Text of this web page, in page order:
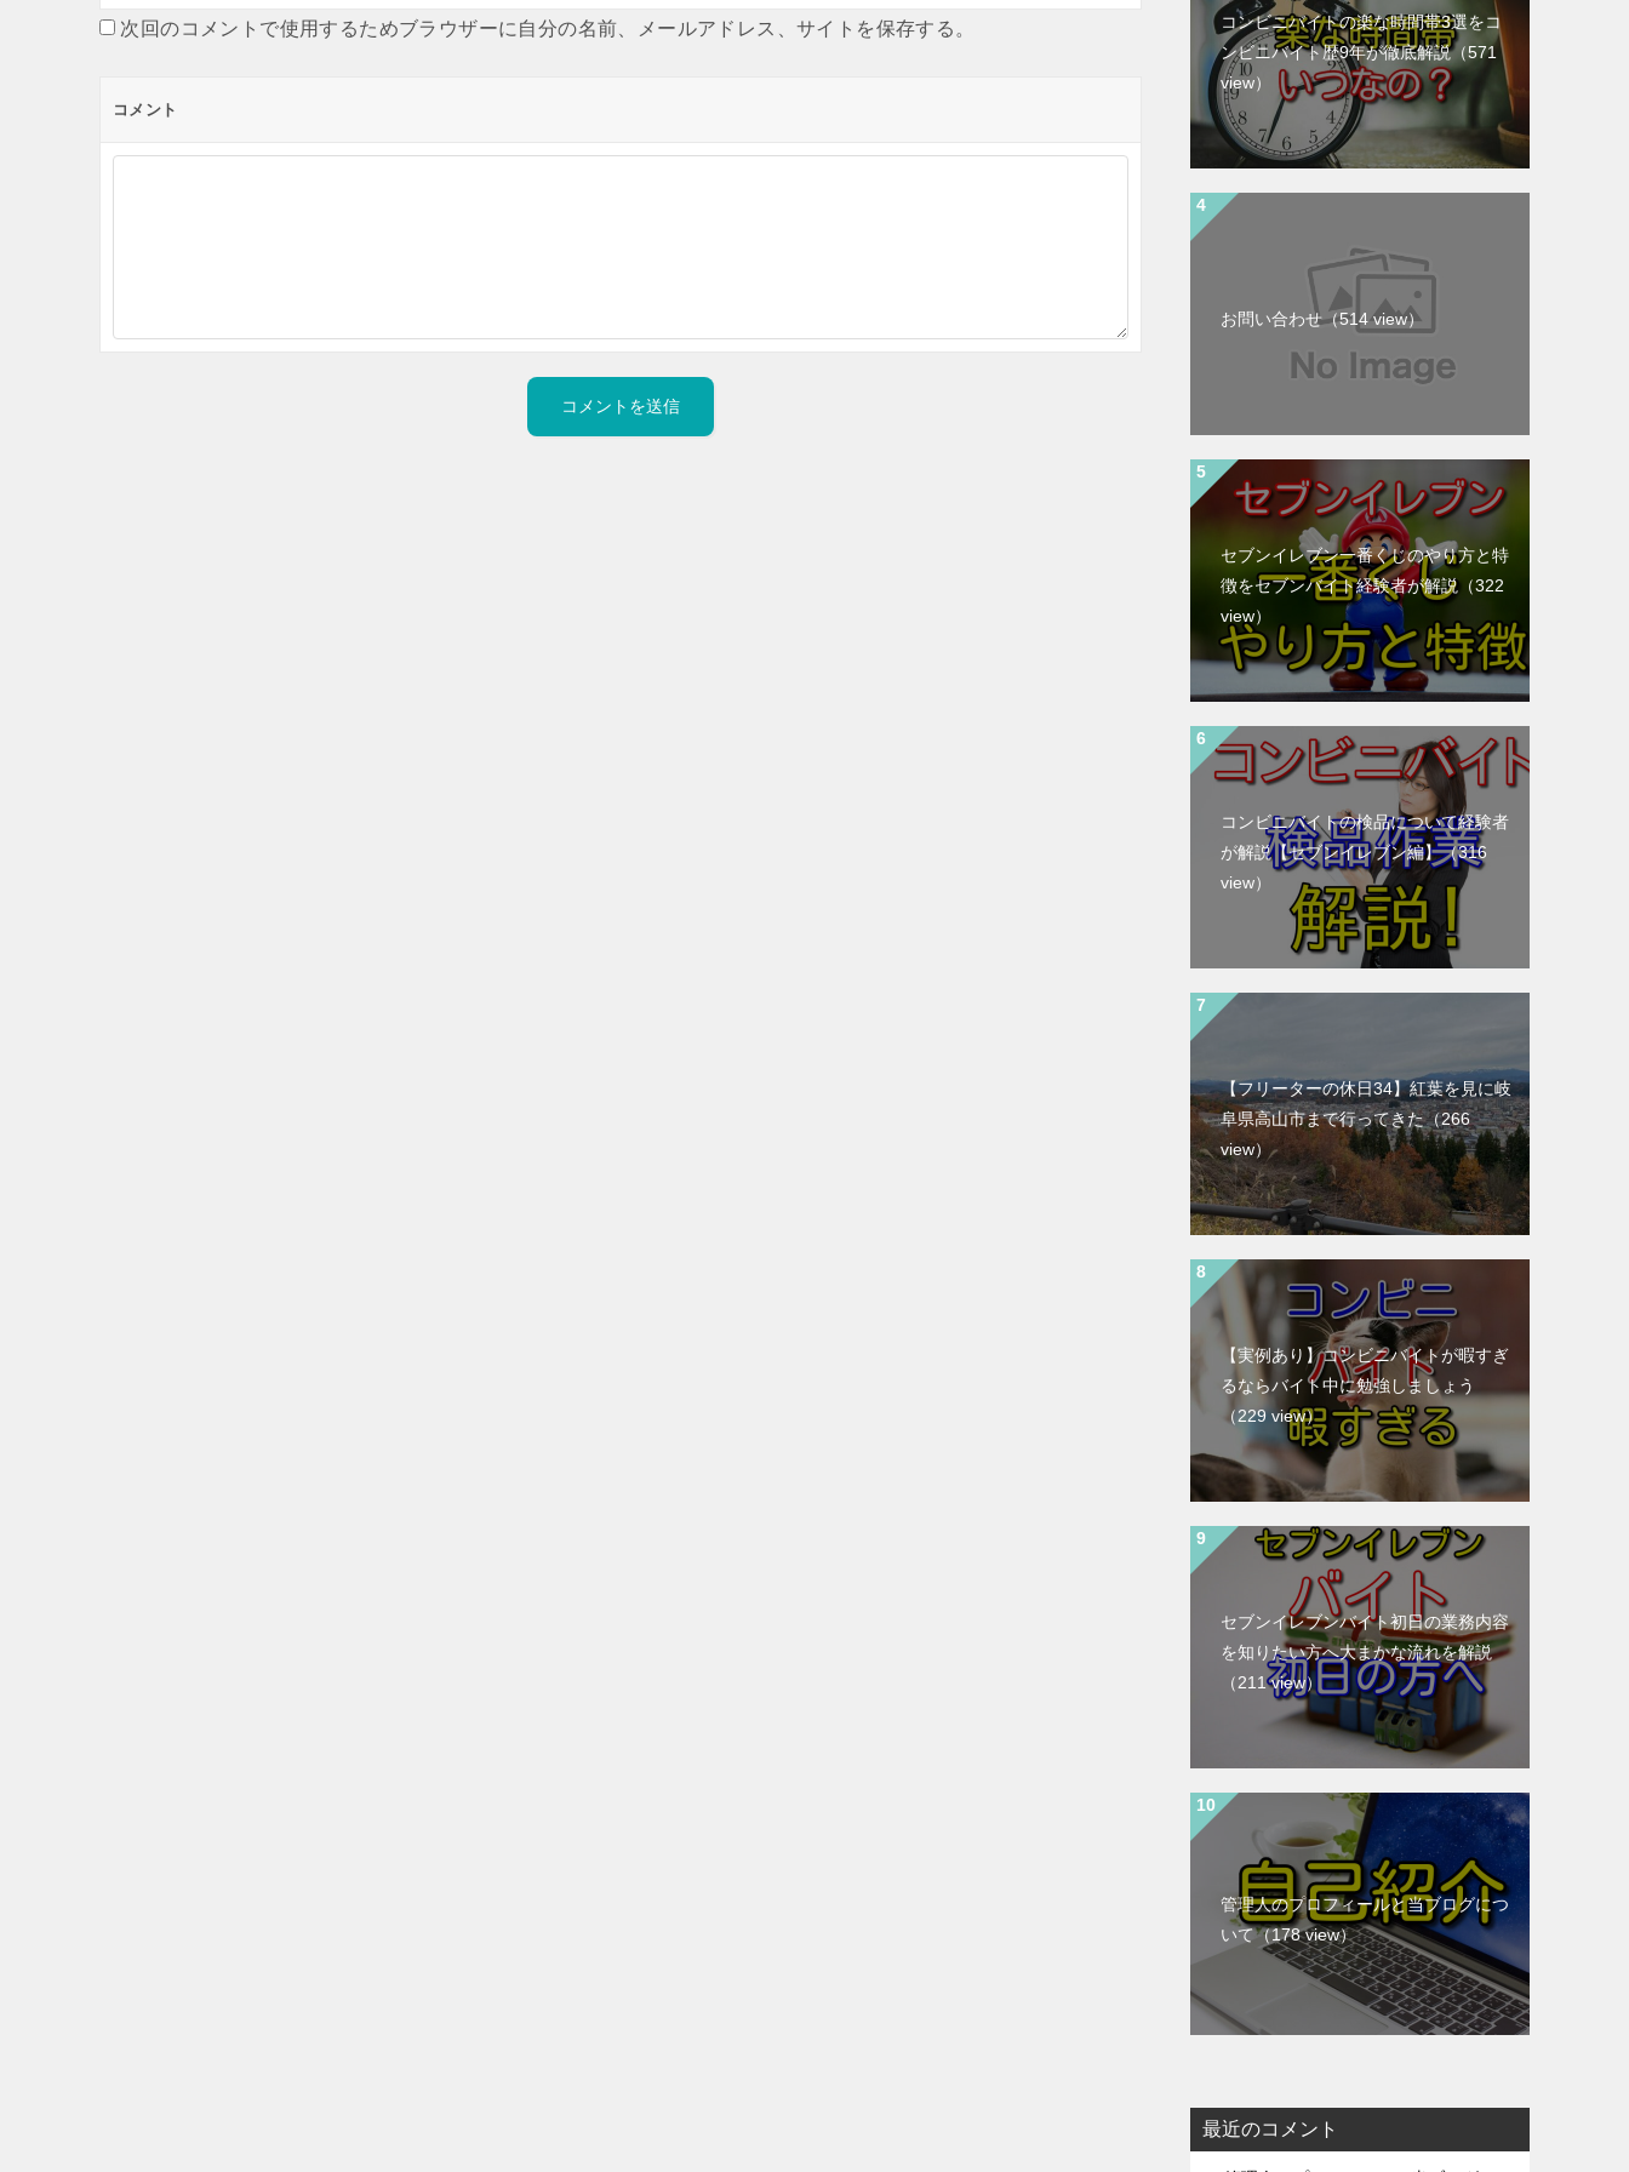
次回のコメントで使用するためブラウザーに自分の名前、メールアドレス、サイトを保存する。
コメント
コンビニバイトの楽な時間帯3選をコ
ンビニバイト歴9年が徹底解説（571
view）
お問い合わせ（514 view）
セブンイレブン一番くじのやり方と特
徴をセブンバイト経験者が解説（322
view）
コンビニバイトの検品について経験者
が解説【セブンイレブン編】（316
view）
【フリーターの休日34】紅葉を見に岐
阜県高山市まで行ってきた（266
view）
【実例あり】コンビニバイトが暇すぎ
るならバイト中に勉強しましょう
（229 view）
セブンイレブンバイト初日の業務内容
を知りたい方へ大まかな流れを解説
（211 view）
管理人のプロフィールと当ブログにつ
いて（178 view）
最近のコメント